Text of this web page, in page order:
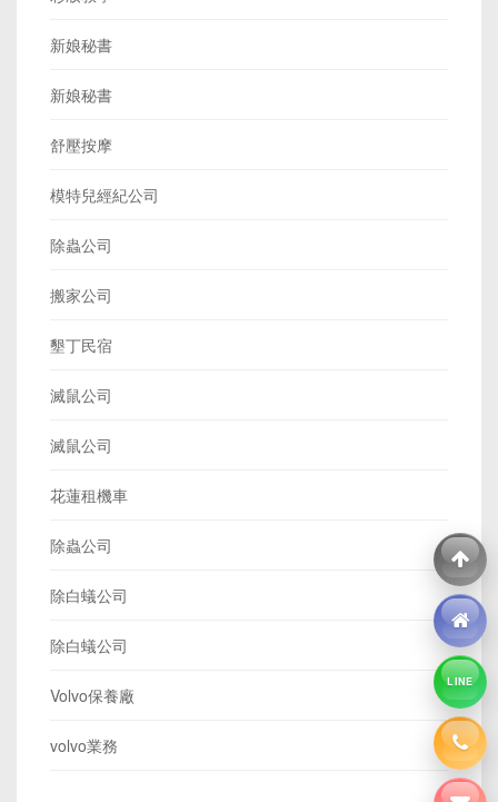
新娘秘書
新娘秘書
舒壓按摩
模特兒經紀公司
除蟲公司
搬家公司
墾丁民宿
滅鼠公司
滅鼠公司
花蓮租機車
除蟲公司
除白蟻公司
除白蟻公司
Volvo保養廠
volvo業務
LINE